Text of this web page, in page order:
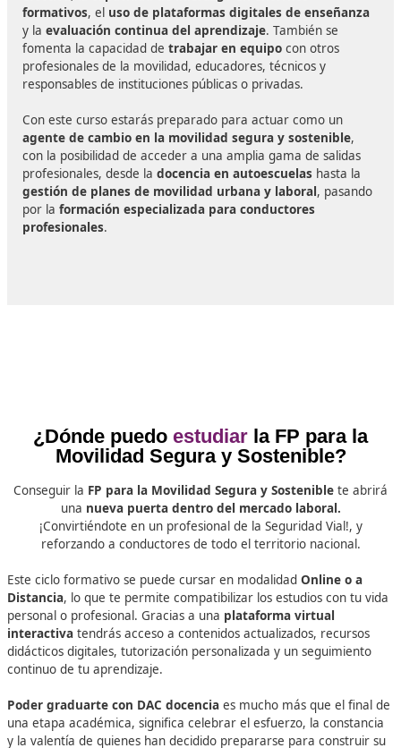
Especialista en impartir loscursos de sensibilización y
reeducación vialpara la recuperación parcial o total
puntos del carné de conducir. Estos cursos, regulados
DGT, combinan aspectos teóricos, reflexivos y
el objetivo de
reducir la reincidencia y promover
segurasen la conducción.
LaCapacitación
transporte de personas y mercancías.
Programar la intervención de la enseñanza para la
seguridad vial y movilidad, en función del alumno o
al que se dirija.
Organizar los recursos para el desarrollo de la
aprendizaje.
Evaluar los procesos de formación y los resultados
obtenidos.
Desarrollo de programas de educación vial,
Adaptarse y actualizarse en base a las nuevas
técnicas y procedimientos desarrollados.